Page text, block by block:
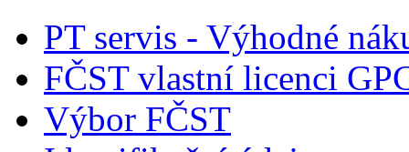
PT servis - Výhodné
FČST vlastní licenci
Výbor FČST